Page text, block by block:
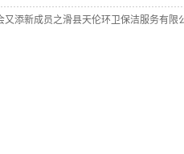
又添新成员之滑县天伦环卫保洁服务有限